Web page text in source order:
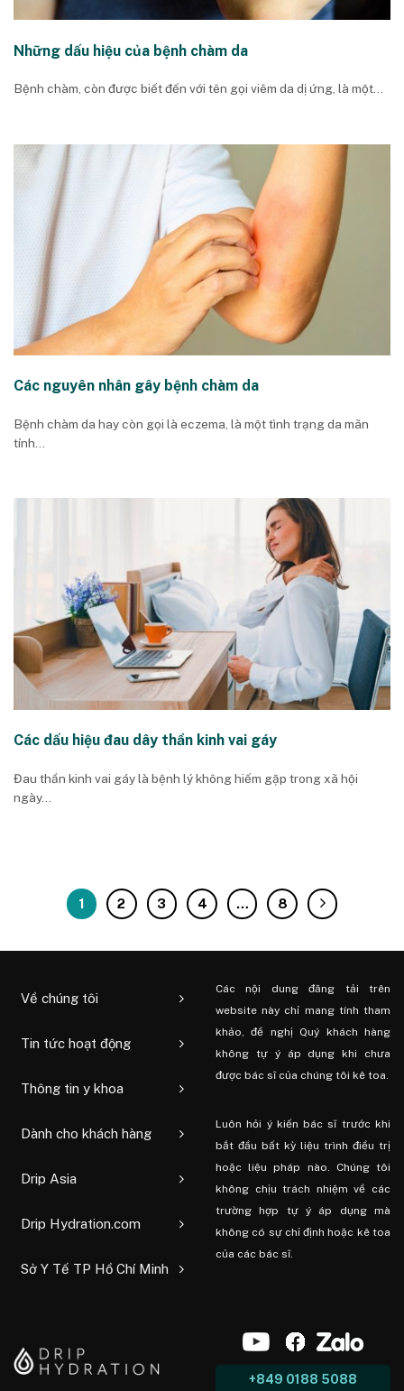
Những dấu hiệu của bệnh chàm da
Bệnh chàm, còn được biết đến với tên gọi viêm da dị ứng, là một...
Các nguyên nhân gây bệnh chàm da
Bệnh chàm da hay còn gọi là eczema, là một tình trạng da mãn
tính...
Các dấu hiệu đau dây thần kinh vai gáy
Đau thần kinh vai gáy là bệnh lý không hiếm gặp trong xã hội
ngày...
1 2 3 4 … 8
Về chúng tôi
Tin tức hoạt động
Thông tin y khoa
Dành cho khách hàng
Drip Asia
Drip Hydration.com
Sở Y Tế TP Hồ Chí Minh
Các nội dung đăng tải trên
website này chỉ mang tính tham
khảo, đề nghị Quý khách hàng
không tự ý áp dụng khi chưa
được bác sĩ của chúng tôi kê toa.
Luôn hỏi ý kiến ​​bác sĩ trước khi
bắt đầu bất kỳ liệu trình điều trị
hoặc liệu pháp nào. Chúng tôi
không chịu trách nhiệm về các
trường hợp tự ý áp dụng mà
không có sự chỉ định hoặc kê toa
của các bác sĩ.
+849 0188 5088